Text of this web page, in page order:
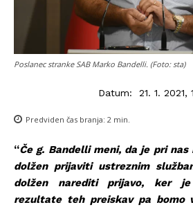
Poslanec stranke SAB Marko Bandelli. (Foto: sta)
Datum: 21. 1. 2021,
Predviden čas branja: 2 min.
“Če g. Bandelli meni, da je pri
dolžen prijaviti ustreznim
dolžen narediti prijavo, ker je
rezultate teh preiskav pa bomo